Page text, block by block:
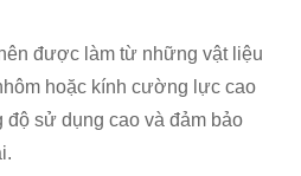
được làm từ những vật liệu
hoặc kính cường lực cao
sử dụng cao và đảm bảo